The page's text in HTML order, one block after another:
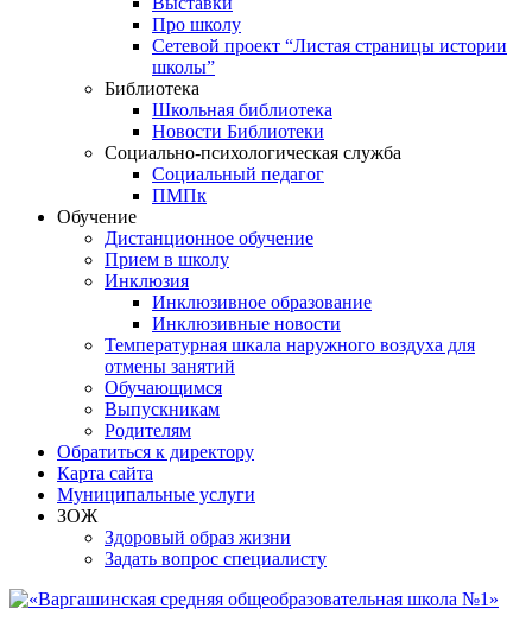
Про школу
Сетевой проект “Листая страницы истории
школы”
Библиотека
Школьная библиотека
Новости Библиотеки
Социально-психологическая служба
Социальный педагог
ПМПк
Обучение
Дистанционное обучение
Прием в школу
Инклюзия
Инклюзивное образование
Инклюзивные новости
Температурная шкала наружного воздуха для
отмены занятий
Обучающимся
Выпускникам
Родителям
Обратиться к директору
Карта сайта
Муниципальные услуги
ЗОЖ
Здоровый образ жизни
Задать вопрос специалисту